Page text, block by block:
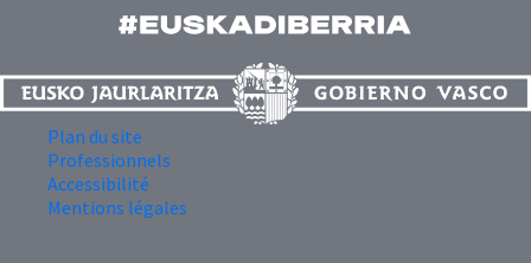
Plan du site
Professionnels
Accessibilité
Mentions légales